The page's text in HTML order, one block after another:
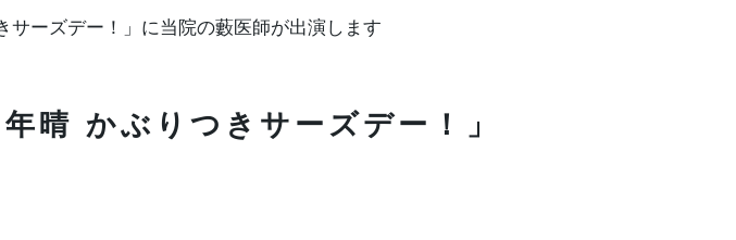
ーズデー！」に当院の藪医師が出演します
晴 かぶりつきサーズデー！」